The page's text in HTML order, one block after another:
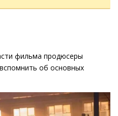
фильма продюсеры
об основных